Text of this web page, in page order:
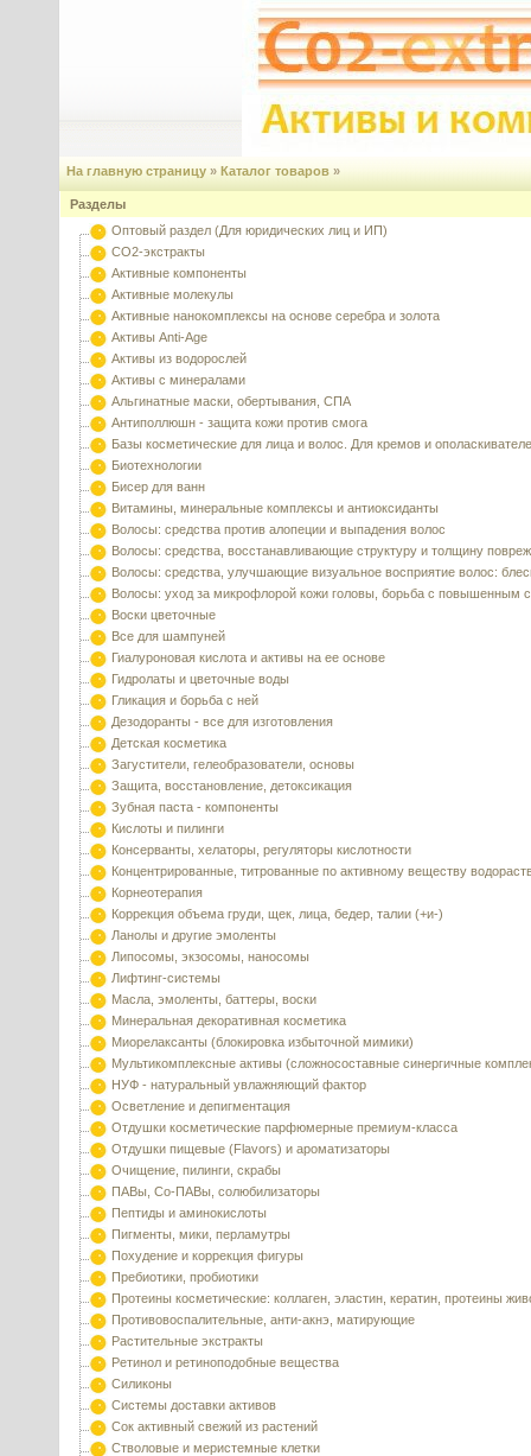
На главную страницу » Каталог товаров »
Разделы
Оптовый раздел (Для юридических лиц и ИП)
CO2-экстракты
Активные компоненты
Активные молекулы
Активные нанокомплексы на основе серебра и золота
Активы Anti-Age
Активы из водорослей
Активы с минералами
Альгинатные маски, обертывания, СПА
Антиполлюшн - защита кожи против смога
Базы косметические для лица и волос. Для кремов и
Биотехнологии
Бисер для ванн
Витамины, минеральные комплексы и антиоксиданты
Волосы: средства против алопеции и выпадения волос
Волосы: средства, восстанавливающие структуру и толщину
Волосы: средства, улучшающие визуальное восприятие волос:
Волосы: уход за микрофлорой кожи головы, борьба с повышенным
Воски цветочные
Все для шампуней
Гиалуроновая кислота и активы на ее основе
Гидролаты и цветочные воды
Гликация и борьба с ней
Дезодоранты - все для изготовления
Детская косметика
Загустители, гелеобразователи, основы
Защита, восстановление, детоксикация
Зубная паста - компоненты
Кислоты и пилинги
Консерванты, хелаторы, регуляторы кислотности
Концентрированные, титрованные по активному веществу
Корнеотерапия
Коррекция объема груди, щек, лица, бедер, талии (+и-)
Ланолы и другие эмоленты
Липосомы, экзосомы, наносомы
Лифтинг-системы
Масла, эмоленты, баттеры, воски
Минеральная декоративная косметика
Миорелаксанты (блокировка избыточной мимики)
Мультикомплексные активы (сложносоставные синергичные
НУФ - натуральный увлажняющий фактор
Осветление и депигментация
Отдушки косметические парфюмерные премиум-класса
Отдушки пищевые (Flavors) и ароматизаторы
Очищение, пилинги, скрабы
ПАВы, Со-ПАВы, солюбилизаторы
Пептиды и аминокислоты
Пигменты, мики, перламутры
Похудение и коррекция фигуры
Пребиотики, пробиотики
Протеины косметические: коллаген, эластин, кератин, протеины
Противовоспалительные, анти-акнэ, матирующие
Растительные экстракты
Ретинол и ретиноподобные вещества
Силиконы
Системы доставки активов
Сок активный свежий из растений
Стволовые и меристемные клетки